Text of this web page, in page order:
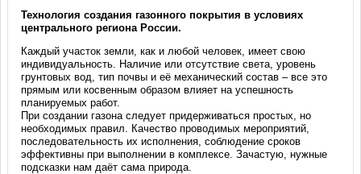
Технология создания газонного покрытия в условиях
центрального региона России.
Каждый участок земли, как и любой человек, имеет свою
индивидуальность. Наличие или отсутствие света, уровень
грунтовых вод, тип почвы и её механический состав – все это
прямым или косвенным образом влияет на успешность
планируемых работ.
При создании газона следует придерживаться простых, но
необходимых правил. Качество проводимых мероприятий,
последовательность их исполнения, соблюдение сроков
эффективны при выполнении в комплексе. Зачастую, нужные
подсказки нам даёт сама природа.